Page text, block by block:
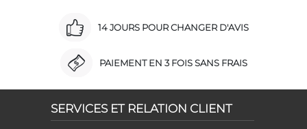
14 JOURS POUR CHANGER D'AVIS
PAIEMENT EN 3 FOIS SANS FRAIS
SERVICES ET RELATION CLIENT